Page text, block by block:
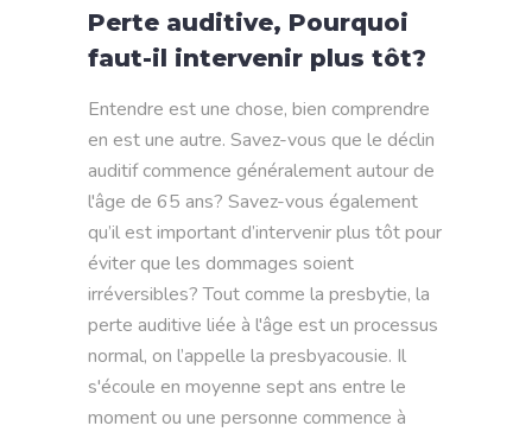
Perte auditive, Pourquoi
faut-il intervenir plus tôt?
Entendre est une chose, bien comprendre
en est une autre. Savez-vous que le déclin
auditif commence généralement autour de
l'âge de 65 ans? Savez-vous également
qu’il est important d’intervenir plus tôt pour
éviter que les dommages soient
irréversibles? Tout comme la presbytie, la
perte auditive liée à l'âge est un processus
normal, on l’appelle la presbyacousie. Il
s'écoule en moyenne sept ans entre le
moment ou une personne commence à